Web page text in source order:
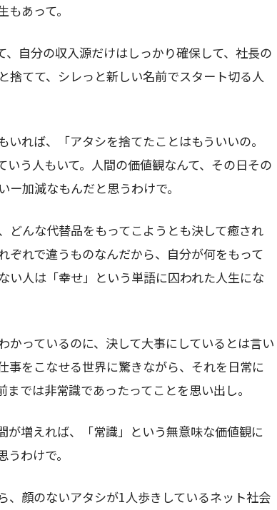
あって。
自分の収入源だけはしっかり確保して、社長の
捨てて、シレっと新しい名前でスタート切る人
れば、「アタシを捨てたことはもういいの。
う人もいて。人間の価値観なんて、その日その
加減なもんだと思うわけで。
どんな代替品をもってこようとも決して癒され
ぞれで違うものなんだから、自分が何をもって
い人は「幸せ」という単語に囚われた人生にな
っているのに、決して大事にしているとは言い
事をこなせる世界に驚きながら、それを日常に
では非常識であったってことを思い出し。
増えれば、「常識」という無意味な価値観に
わけで。
、顔のないアタシが1人歩きしているネット社会